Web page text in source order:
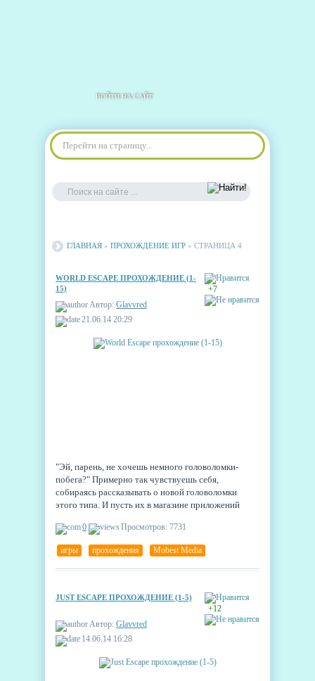
ВОЙТИ НА САЙТ
Перейти на страницу...
ГЛАВНАЯ » ПРОХОЖДЕНИЕ ИГР » СТРАНИЦА 4
+7
WORLD ESCAPE ПРОХОЖДЕНИЕ (1-
15)
Автор: Glavvred
21.06.14 20:29
"Эй, парень, не хочешь немного головоломки-
побега?" Примерно так чувствуешь себя,
собираясь рассказывать о новой головоломки
этого типа. И пусть их в магазине приложений
нужно выбираться из комнат, домов, а то и целых
замков, не утихает. Новая игра от разработчика-
мастера жанра Mobest Media носит имя World
Escape и, как нетрудно догадаться, предлагает в
оказываясь в комнатах с самым разным
0 Просмотров: 7731
игры прохождения Mobest Media
+12
JUST ESCAPE ПРОХОЖДЕНИЕ (1-5)
Автор: Glavvred
14.06.14 16:28